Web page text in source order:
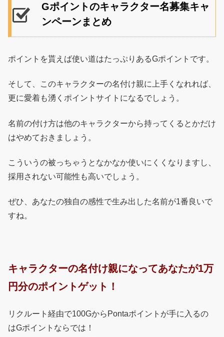
Gポイントのキャラクター名募集キャ
ンペーンまとめ
ポイントを貰えば使い道はたっぷりあるGポイントです。
そして、このキャラクターの名付け親に上手くなれれば、
更に愛着も湧くポイントサイトになるでしょう。
名前の付け方は他のキャラクターから持ってくるとかだけ
はやめておきましょう。
こういうの被っちゃうとなかなか使いにくくなりますし、
採用されない可能性も高いでしょう。
ぜひ、あなたの独自の感性で生み出した名前が1番良いで
すね。
キャラクターの名付け親になってあなたが1万
円分のポイントゲット！
リクルート経由で100GからPontaポイントが手に入るの
はGポイントならでは！